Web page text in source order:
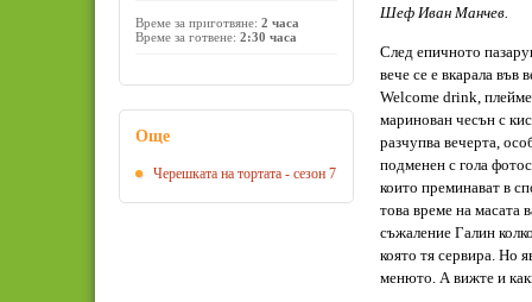
Шеф Иван Манчев.
След епичното
вече се е вкарала във
Welcome drink,
маринован чесън с
разчупва вечерта,
подменен с гола
които преминават в
това време на масата
съжаление Галин
която тя сервира. Но
менюто. А вижте и
Време за приготвяне: 2 часа
Време за готвене: 2:30 часа
Още
Черешката на тортата - сезон 7